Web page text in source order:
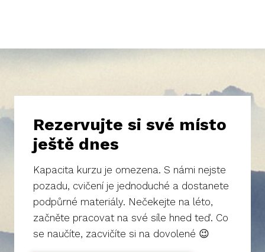
Rezervujte si své místo
ještě dnes
Kapacita kurzu je omezena. S námi nejste
pozadu, cvičení je jednoduché a dostanete
podpůrné materiály. Nečekejte na léto,
začněte pracovat na své síle hned teď. Co
se naučíte, zacvičíte si na dovolené 😉